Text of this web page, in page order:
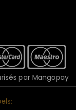
par Mangopay